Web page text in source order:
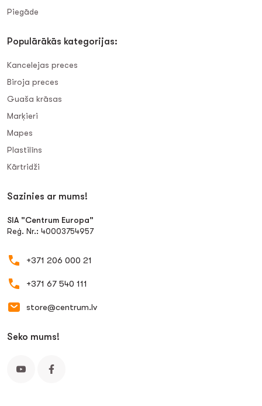
Piegāde
Populārākās kategorijas:
Kancelejas preces
Biroja preces
Guaša krāsas
Marķieri
Mapes
Plastilīns
Kārtridži
Sazinies ar mums!
SIA "Centrum Europa"
Reģ. Nr.: 40003754957
+371 206 000 21
+371 67 540 111
store@centrum.lv
Seko mums!